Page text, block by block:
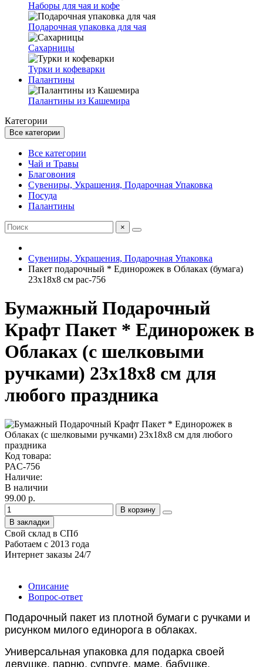
Наборы для чая и кофе
Подарочная упаковка для чая
Сахарницы
Турки и кофеварки
Палантины
Палантины из Кашемира
Категории
Все категории
Все категории
Чай и Травы
Благовония
Сувениры, Украшения, Подарочная Упаковка
Посуда
Палантины
×
Сувениры, Украшения, Подарочная Упаковка
Пакет подарочный * Единорожек в Облаках (бумага)
23х18х8 см pac-756
Бумажный Подарочный
Крафт Пакет * Единорожек в
Облаках (с шелковыми
ручками) 23х18х8 см для
любого праздника
Код товара:
PAC-756
Наличие:
В наличии
99.00 р.
В корзину
В закладки
Свой склад в СПб
Работаем с 2013 года
Интернет заказы 24/7
Описание
Вопрос-ответ
Подарочный пакет из плотной бумаги с ручками и
рисунком милого единорога в облаках.
Универсальная упаковка для подарка своей
девушке, парню, супруге, маме, бабушке,